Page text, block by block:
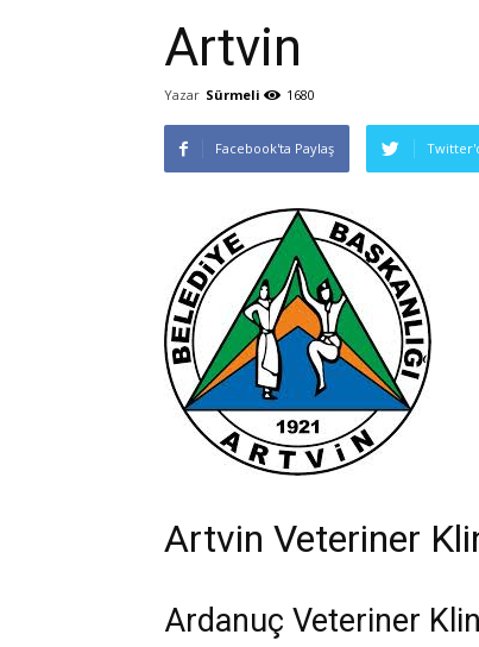
Artvin
Yazar Sürmeli 1680
Facebook'ta Paylaş
Artvin Veteriner
Ardanuç Veteriner